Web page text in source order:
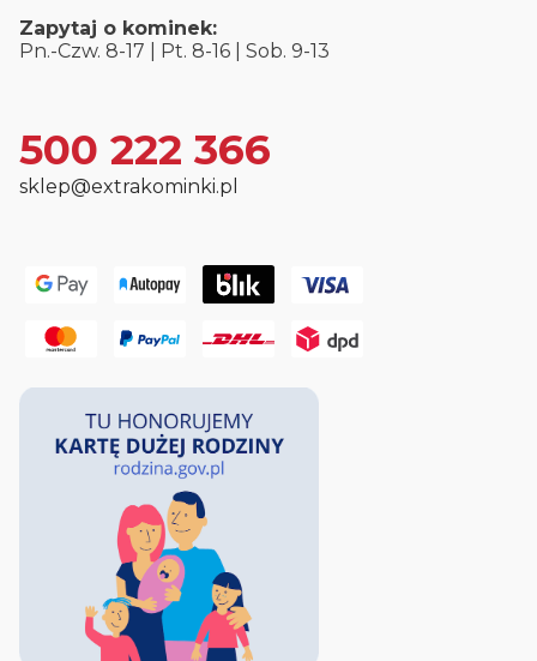
Zapytaj o kominek:
Pn.-Czw. 8-17 | Pt. 8-16 | Sob. 9-13
500 222 366
sklep@extrakominki.pl